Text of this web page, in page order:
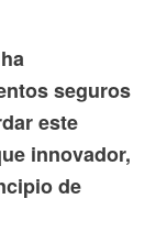
seguros
este
innovador,
de